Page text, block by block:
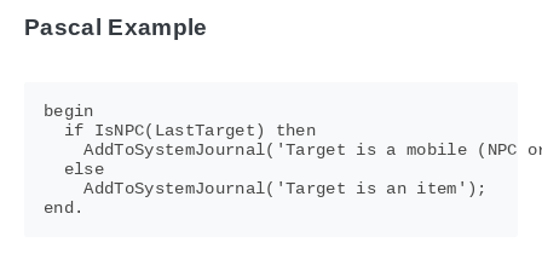
Pascal Example
begin
  if IsNPC(LastTarget) then
AddToSystemJournal('Target is a mobile (NPC
  else
    AddToSystemJournal('Target is an item');